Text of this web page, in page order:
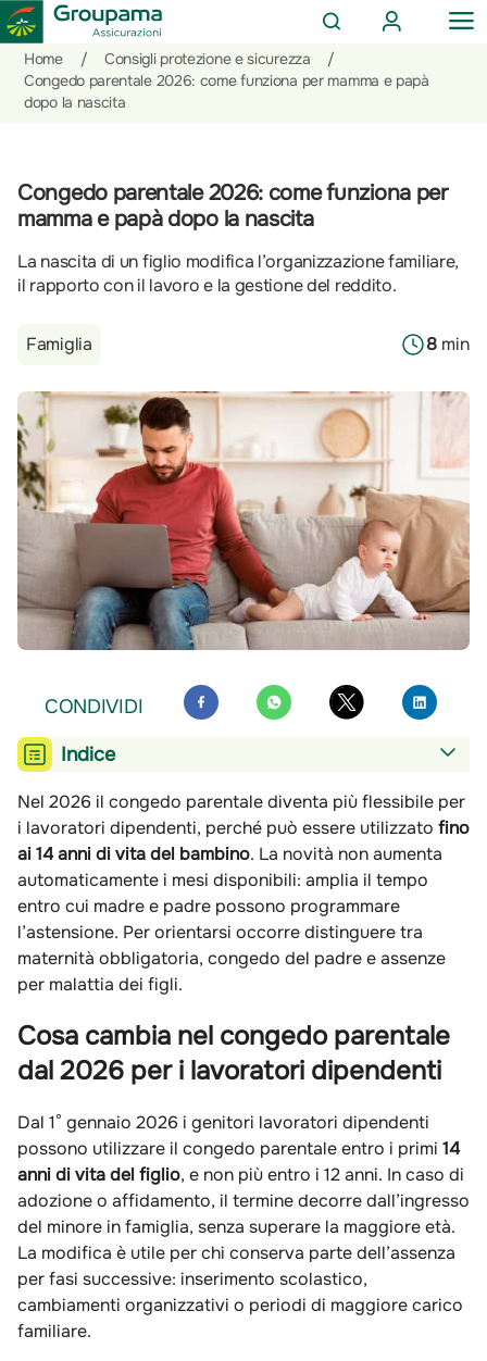
Salta
contenuto
prodotti
sezione
Privati
alle
azioni
CERCA
AREA
CLIENTI
Home
/ Consigli protezione e sicurezza
/
Congedo parentale 2026: come funziona per mamma e papà
dopo la nascita
Congedo parentale 2026: come funziona per
mamma e papà dopo la nascita
La nascita di un figlio modifica l’organizzazione familiare,
il rapporto con il lavoro e la gestione del reddito.
Famiglia 8 min
CONDIVIDI
Indice
Nel 2026 il congedo parentale diventa più flessibile per
i lavoratori dipendenti, perché può essere utilizzato fino
ai 14 anni di vita del bambino. La novità non aumenta
automaticamente i mesi disponibili: amplia il tempo
entro cui madre e padre possono programmare
l’astensione. Per orientarsi occorre distinguere tra
maternità obbligatoria, congedo del padre e assenze
per malattia dei figli.
Cosa cambia nel congedo parentale
dal 2026 per i lavoratori dipendenti
Dal 1° gennaio 2026 i genitori lavoratori dipendenti
possono utilizzare il congedo parentale entro i primi 14
anni di vita del figlio, e non più entro i 12 anni. In caso di
adozione o affidamento, il termine decorre dall’ingresso
del minore in famiglia, senza superare la maggiore età.
La modifica è utile per chi conserva parte dell’assenza
per fasi successive: inserimento scolastico,
cambiamenti organizzativi o periodi di maggiore carico
familiare.